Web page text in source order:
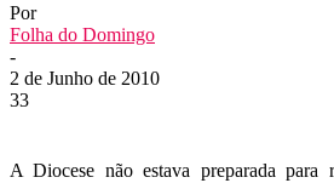
Por
Folha do Domingo
-
2 de Junho de 2010
33
A Diocese não estava preparada para